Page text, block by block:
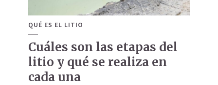
QUÉ ES EL LITIO
Cuáles son las etapas del
litio y qué se realiza en
cada una